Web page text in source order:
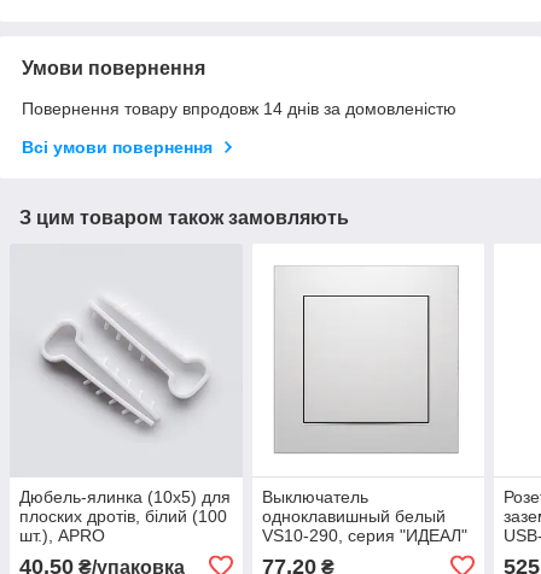
Умови повернення
Повернення товару впродовж 14 днів за домовленістю
Всі умови повернення
З цим товаром також замовляють
Дюбель-ялинка (10х5) для
плоских дротів, білий (100
шт.), APRO
40,50 ₴/упаковка
Выключатель
одноклавишный белый
VS10-290, серия "ИДЕАЛ"
77,20₴